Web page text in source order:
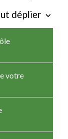
déplier keyboard_arrow_down
votre